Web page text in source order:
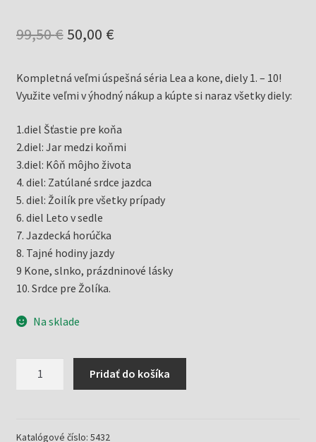
99,50€ Pôvodná
bola:
50,00 €Aktuálna
je:
Kompletná veľmi úspešná séria Lea a kone, diely 1. – 10!
Využite veľmi v ýhodný nákup a kúpte si naraz všetky diely:
1.diel Šťastie pre koňa
2.diel: Jar medzi koňmi
3.diel: Kôň môjho života
4. diel: Zatúlané srdce jazdca
5. diel: Žoilík pre všetky prípady
6. diel Leto v sedle
7. Jazdecká horúčka
8. Tajné hodiny jazdy
9 Kone, slnko, prázdninové lásky
10. Srdce pre Žolíka.
Na sklade
1+2+3+4+5+6+7+8+9+10
Pridať do košíka
Katalógové číslo: 5432